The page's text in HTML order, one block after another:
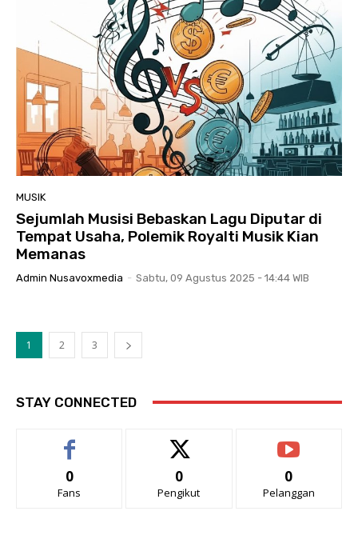
MUSIK
Sejumlah Musisi Bebaskan Lagu Diputar di
Tempat Usaha, Polemik Royalti Musik Kian
Memanas
Admin Nusavoxmedia - Sabtu, 09 Agustus 2025 - 14:44 WIB
1 2 3
STAY CONNECTED
0
Fans
0
Pengikut
0
Pelanggan